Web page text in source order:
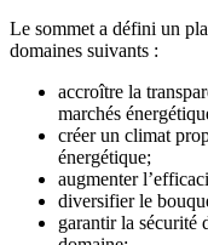
Le sommet a défini un
domaines suivants :
accroître la
marchés
créer un climat
énergétique;
augmenter
diversifier le
garantir la sécurité